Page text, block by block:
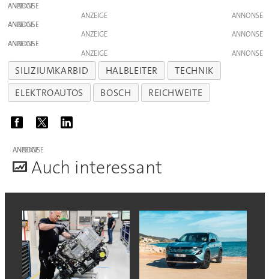
ANZEIGE
ANZEIGE
ANZEIGE
ANZEIGE
ANZEIGE
ANZEIGE
SILIZIUMKARBID HALBLEITER
TECHNIK
ELEKTROAUTOS
BOSCH REICHWEITE
ANZEIGE
Auch interessant